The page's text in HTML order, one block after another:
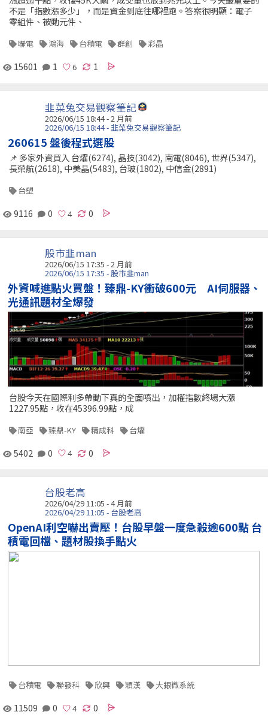
不是「指數漲多少」，而是資金到底往哪裡跑。答案很明顯：電子
零組件、被動元件、
聯電 鴻海 台積電 群創 彩晶
15601 1 1
韭菜兔交易觀察筆記
2026/06/15 18:44 - 2 月前
2026/06/15 18:44 - 韭菜兔交易觀察筆記
260615 盤後程式選股
📌 多家外資買入 台燿(6274), 晶技(3042), 南電(8046), 世界(5347),
長榮航(2618), 中美晶(5483), 台玻(1802), 中信金(2891)
台塑
9116 0 0
股市韭man
2026/06/15 17:35 - 2 月前
2026/06/15 17:35 - 股市韭man
外資喊進點火買盤！臻鼎-KY衝破600元 AI伺服器、
光通訊題材全爆發
台股今天在國際利多帶動下真的全面噴出，加權指數終場大漲
1227.95點，收在45396.99點，成
南亞 臻鼎-KY 精成科 台燿
5402 0 0
台股老高
2026/04/29 11:05 - 4 月前
2026/04/29 11:05 - 台股老高
OpenAI利空嚇出賣壓！台股早盤一度急殺逾600點 台
積電回檔、題材股換手點火
台積電 聯發科 欣興 穎漢 大銀微系統
11509 0 0